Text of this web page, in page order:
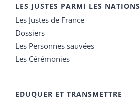
LES JUSTES PARMI LES NATIONS
Les Justes de France
Dossiers
Les Personnes sauvées
Les Cérémonies
EDUQUER ET TRANSMETTRE